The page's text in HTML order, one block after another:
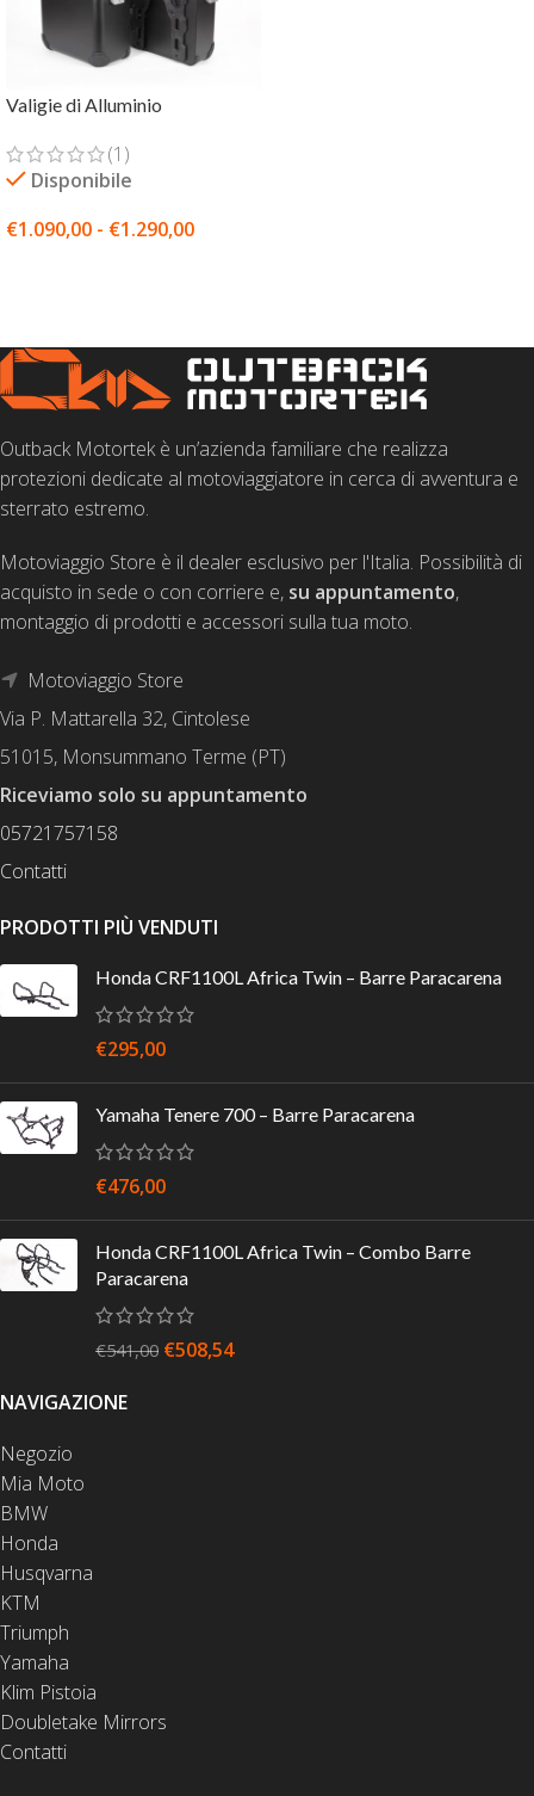
Valigie di Alluminio
(1)
Disponibile
€1.090,00 - €1.290,00
Outback Motortek è un’azienda familiare che realizza
protezioni dedicate al motoviaggiatore in cerca di avventura e
sterrato estremo.
Motoviaggio Store è il dealer esclusivo per l'Italia. Possibilità di
acquisto in sede o con corriere e, su appuntamento,
montaggio di prodotti e accessori sulla tua moto.
Motoviaggio Store
Via P. Mattarella 32, Cintolese
51015, Monsummano Terme (PT)
Riceviamo solo su appuntamento
05721757158
Contatti
PRODOTTI PIÙ VENDUTI
Honda CRF1100L Africa Twin – Barre Paracarena
€295,00
Yamaha Tenere 700 – Barre Paracarena
€476,00
Honda CRF1100L Africa Twin – Combo Barre
Paracarena
€541,00 €508,54
NAVIGAZIONE
Negozio
Mia Moto
BMW
Honda
Husqvarna
KTM
Triumph
Yamaha
Klim Pistoia
Doubletake Mirrors
Contatti